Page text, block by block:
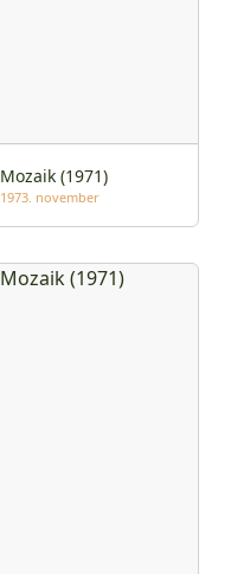
Mozaik (1971)
1973. november